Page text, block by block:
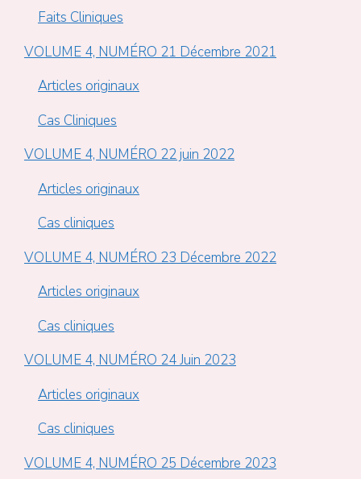
Faits Cliniques
VOLUME 4, NUMÉRO 21 Décembre 2021
Articles originaux
Cas Cliniques
VOLUME 4, NUMÉRO 22 juin 2022
Articles originaux
Cas cliniques
VOLUME 4, NUMÉRO 23 Décembre 2022
Articles originaux
Cas cliniques
VOLUME 4, NUMÉRO 24 Juin 2023
Articles originaux
Cas cliniques
VOLUME 4, NUMÉRO 25 Décembre 2023